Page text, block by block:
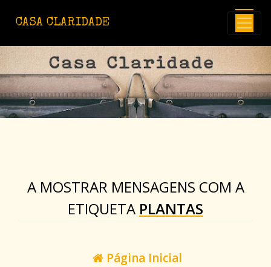
CASA CLARIDADE
A MOSTRAR MENSAGENS COM A
ETIQUETA PLANTAS
Página Inicial